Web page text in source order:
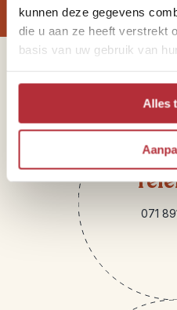
kunnen deze gegevens
die u aan ze heeft verstrekt
basis van uw gebruik van
Alles
Sparren of
071